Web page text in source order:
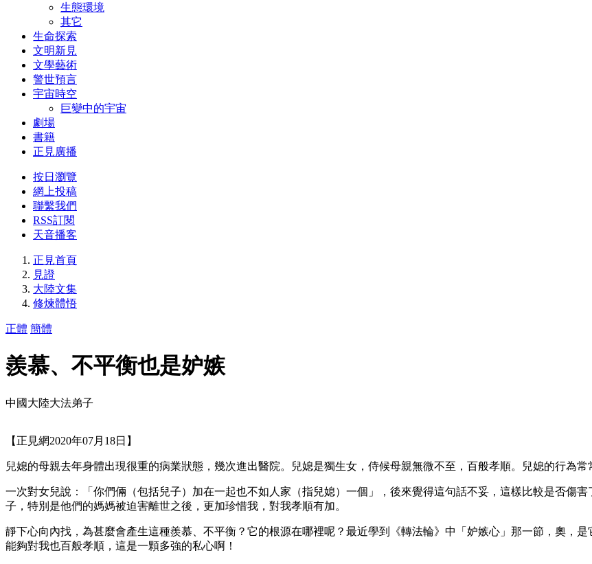
生態環境
其它
生命探索
文明新見
文學藝術
警世預言
宇宙時空
巨變中的宇宙
劇場
書籍
正見廣播
按日瀏覽
網上投稿
聯繫我們
RSS訂閱
天音播客
正見首頁
見證
大陸文集
修煉體悟
正體 簡體
羨慕、不平衡也是妒嫉
中國大陸大法弟子
【正見網2020年07月18日】
兒媳的母親去年身體出現很重的病業狀態，幾次進出醫院。兒媳是獨生女，侍候母親無微不至，百般孝順。兒媳的行為
一次對女兒說：「你們倆（包括兒子）加在一起也不如人家（指兒媳）一個」，後來覺得這句話不妥，這樣比較是否傷
子，特別是他們的媽媽被迫害離世之後，更加珍惜我，對我孝順有加。
靜下心向內找，為甚麼會產生這種羨慕、不平衡？它的根源在哪裡呢？最近學到《轉法輪》中「妒嫉心」那一節，奧
能夠對我也百般孝順，這是一顆多強的私心啊！